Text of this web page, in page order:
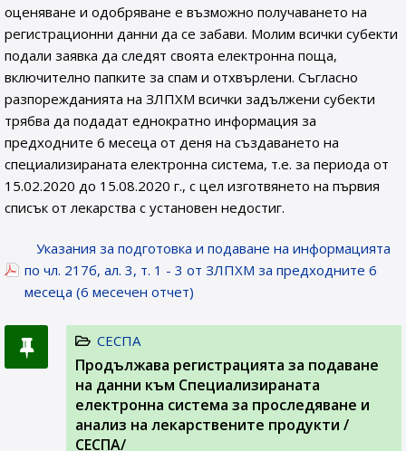
оценяване и одобряване е възможно получаването на
регистрационни данни да се забави. Молим всички субекти
подали заявка да следят своята електронна поща,
включително папките за спам и отхвърлени. Съгласно
разпорежданията на ЗЛПХМ всички задължени субекти
трябва да подадат еднократно информация за
предходните 6 месеца от деня на създаването на
специализираната електронна система, т.е. за периода от
15.02.2020 до 15.08.2020 г., с цел изготвянето на първия
списък от лекарства с установен недостиг.
Указания за подготовка и подаване на информацията
по чл. 217б, ал. 3, т. 1 - 3 от ЗЛПХМ за предходните 6
месеца (6 месечен отчет)
СЕСПА
Продължава регистрацията за подаване
на данни към Специализираната
електронна система за проследяване и
анализ на лекарствените продукти /
СЕСПА/